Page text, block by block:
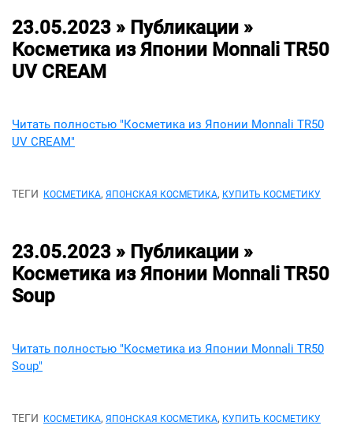
23.05.2023 » Публикации »
Косметика из Японии Monnali TR50
UV CREAM
Читать полностью "Косметика из Японии Monnali TR50
UV CREAM"
ТЕГИ КОСМЕТИКА, ЯПОНСКАЯ КОСМЕТИКА, КУПИТЬ КОСМЕТИКУ
23.05.2023 » Публикации »
Косметика из Японии Monnali TR50
Soup
Читать полностью "Косметика из Японии Monnali TR50
Soup"
ТЕГИ КОСМЕТИКА, ЯПОНСКАЯ КОСМЕТИКА, КУПИТЬ КОСМЕТИКУ